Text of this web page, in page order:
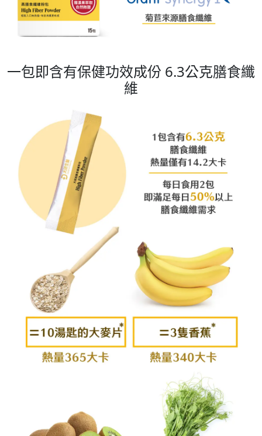
一包即含有保健功效成份 6.3公克膳食纖
維